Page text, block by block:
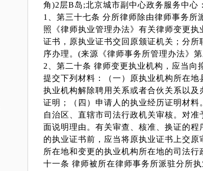
角)2层B岛;北京城市副中心政务服务中心
1、第三十七条 分所律师除由律师事务
照《律师执业管理办法》有关律师变更
证书，原执业证书交回原颁证机关；分
序办理。(来源《律师事务所管理办法》
2、第二十条 律师变更执业机构，应当
提交下列材料：（一）原执业机构所在
执业机构解除聘用关系或者合伙关系以
证明；（四）申请人的执业经历证明材
自治区、直辖市司法行政机关审核。对
面说明理由。有关审查、核准、换证的
的执业证书前，应当将原执业证书上交
所在地和变更的执业机构所在地的司法
十一条 律师被所在律师事务所派驻分所